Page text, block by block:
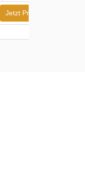
Jetzt Preis prüfen*